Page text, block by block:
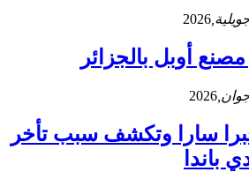
2026
أوبل بالجزائر
2026
سارا وتكشف سبب تأخر
باندا